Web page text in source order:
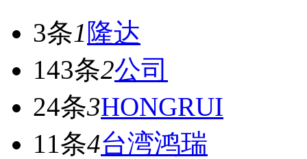
3条1 隆达
143条2公司
24条3HONGRUI
11条4台湾鸿瑞